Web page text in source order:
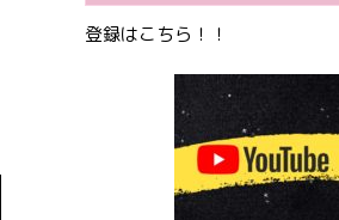
登録はこちら！！